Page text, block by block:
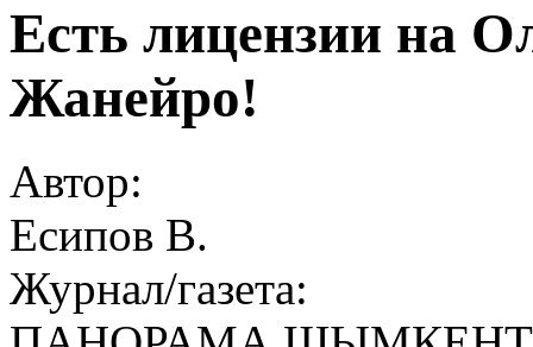
Есть лицензии на
Жанейро!
Автор:
Есипов В.
Журнал/газета: